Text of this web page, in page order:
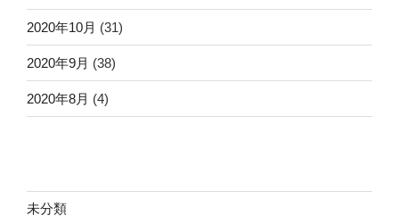
2020年10月 (31)
2020年9月 (38)
2020年8月 (4)
未分類